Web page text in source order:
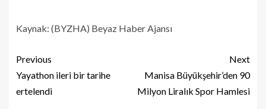
Kaynak: (BYZHA) Beyaz Haber Ajansı
Previous
Yayathon ileri bir tarihe
ertelendi
Next
Manisa Büyükşehir’den 90
Milyon Liralık Spor Hamlesi